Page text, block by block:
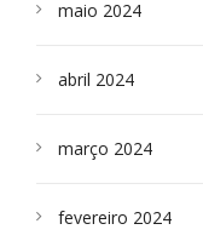
maio 2024
abril 2024
março 2024
fevereiro 2024